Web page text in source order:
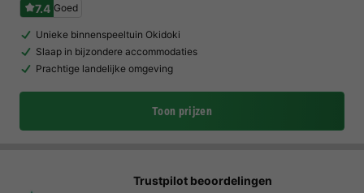
7.4 Goed
Unieke binnenspeeltuin Okidoki
Slaap in bijzondere accommodaties
Prachtige landelijke omgeving
Toon prijzen
Trustpilot beoordelingen